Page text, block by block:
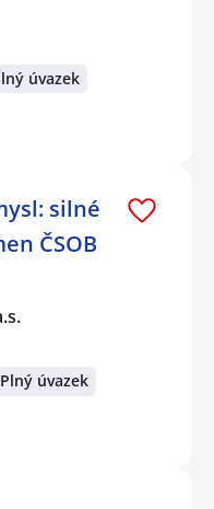
úvazek
silné
ČSOB
Plný úvazek